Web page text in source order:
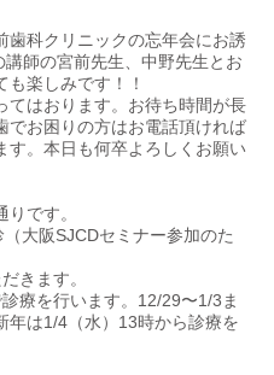
歯科クリニックの忘年会にお誘
師の宮前先生、中野先生とお
楽しみです！！
てはおります。お待ち時間が長
でお困りの方はお電話頂ければ
す。本日も何卒よろしくお願い
です。
大阪SJCDセミナー参加のた
きます。
療を行います。12/29〜1/3ま
年は1/4（水）13時から診療を